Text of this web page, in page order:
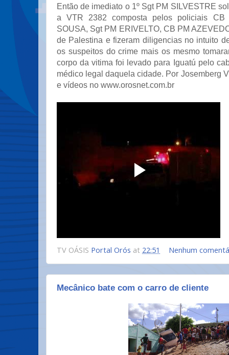
Então de imediato o 1º Sgt PM SILVESTRE
a VTR 2382 composta pelos policiais
SOUSA, Sgt PM ERIVELTO, CB PM
de Palestina e fizeram diligencias no intuito
os suspeitos do crime mais os mesmo
corpo da vitima foi levado para Iguatú pelo
médico legal daquela cidade. Por Josemberg
e vídeos no www.orosnet.com.br
TV OÁSIS Portal Orós at 22:51 Nenhum
Mecânico bate com o carro de cliente